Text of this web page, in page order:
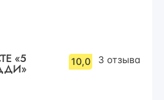
«5
10,0 3 отзыва